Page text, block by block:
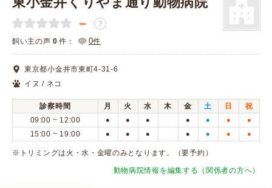
動物病院検索
口コミ検索
Calooペットとは？
口コミ投稿
－ ？
飼い主の声 0 件： 0件
東京都小金井市東町4-31-6
イヌ / ネコ
診察時間 月 火 水 木 金 土 日
祝
09:00 ~ 12:00
● ● ● ● ● ● ●
15:00 ~ 19:00 ● ● ● ● ● ● ●
※トリミングは火・水・金曜のみとなります。（要予約）
動物病院情報を編集する（関係者の方へ）